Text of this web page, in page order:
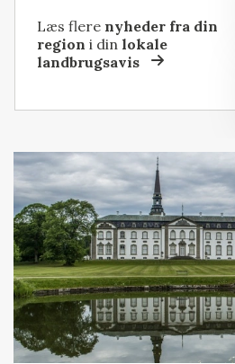
Læs flere nyheder fra din
region i dinlokale
landbrugsavis